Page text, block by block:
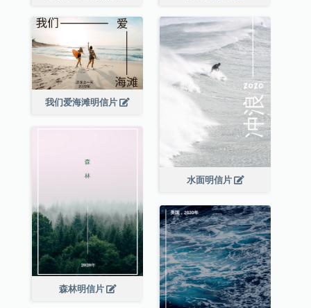
我们爱海滩明信片
水面明信片
森林明信片